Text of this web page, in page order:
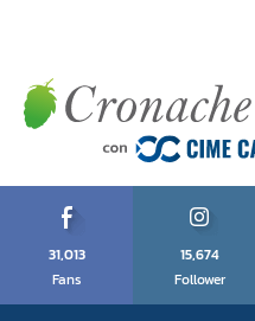
31,013
Fans
15,674
Follower